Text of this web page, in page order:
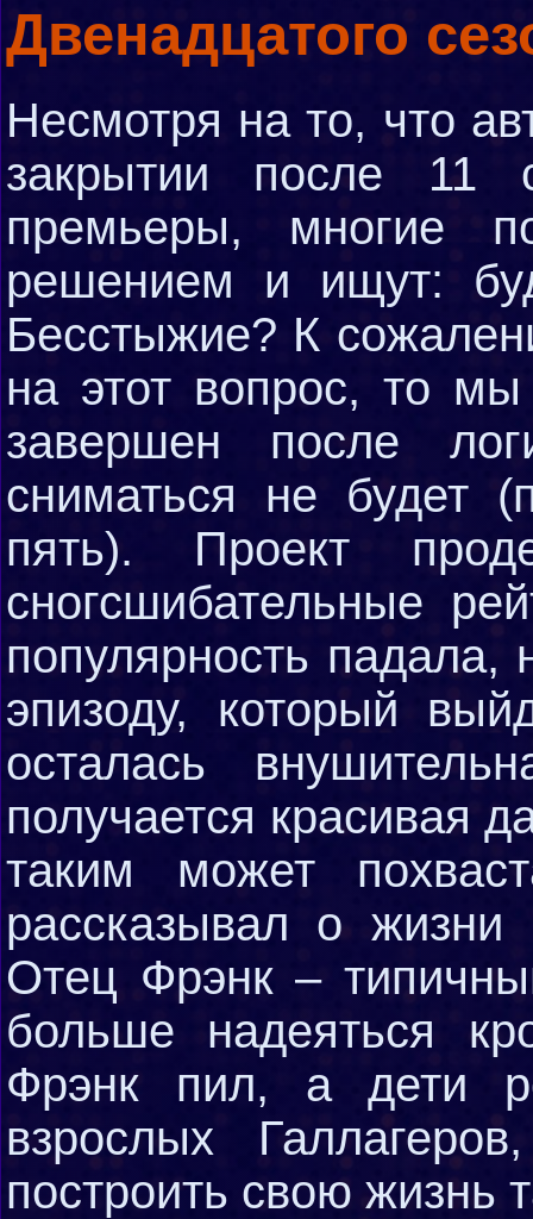
Двенадцатого
Несмотря на то, что
закрытии после 11
премьеры, многие
решением и ищут:
Бесстыжие? К
на этот вопрос, то
завершен после
сниматься не будет
пять). Проект
сногсшибательные
популярность
эпизоду, который
осталась
получается красивая
таким может
рассказывал о жизни
Отец Фрэнк –
больше надеяться
Фрэнк пил, а дети
взрослых
построить свою жизнь